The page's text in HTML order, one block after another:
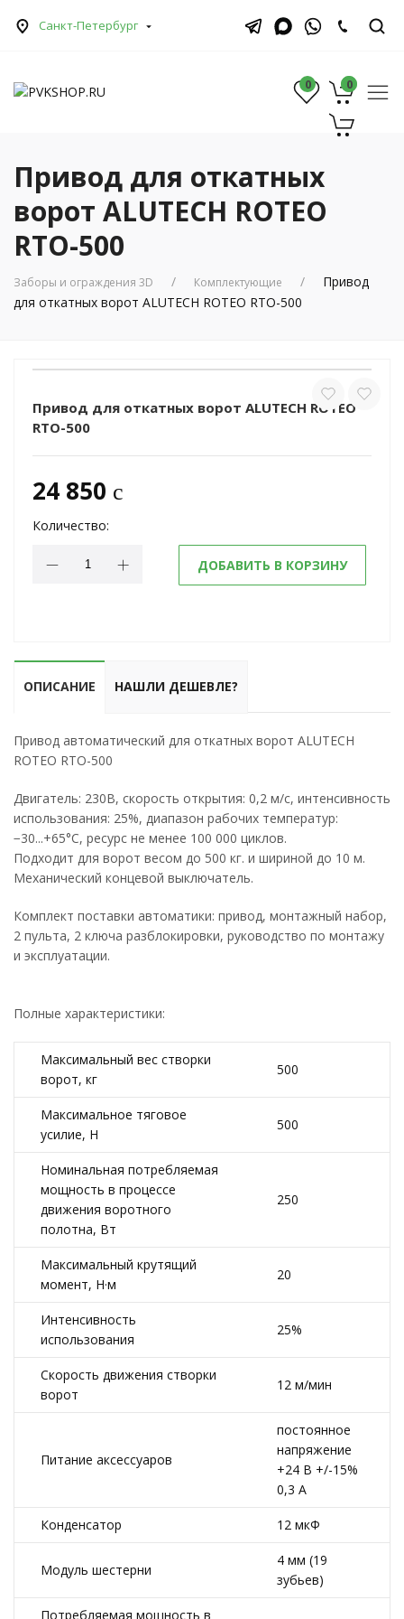
Санкт-Петербург
0 0
0
Привод для откатных
ворот ALUTECH ROTEO
RTО-500
Заборы и ограждения 3D Комплектующие
Привод
для откатных ворот ALUTECH ROTEO RTО-500
Привод для откатных ворот ALUTECH ROTEO
RTО-500
24 850 c
Количество:
ДОБАВИТЬ В КОРЗИНУ
ОПИСАНИЕ НАШЛИ ДЕШЕВЛЕ?
Привод автоматический для откатных ворот ALUTECH
ROTEO RTО-500
Двигатель: 230В, скорость открытия: 0,2 м/с, интенсивность
использования: 25%, диапазон рабочих температур:
−30...+65°С, ресурс не менее 100 000 циклов.
Подходит для ворот весом до 500 кг. и шириной до 10 м.
Механический концевой выключатель.
Комплект поставки автоматики: привод, монтажный набор,
2 пульта, 2 ключа разблокировки, руководство по монтажу
и эксплуатации.
Полные характеристики:
Максимальный вес створки
ворот, кг
500
Максимальное тяговое
усилие, H
500
Номинальная потребляемая
мощность в процессе
движения воротного
полотна, Вт
250
Максимальный крутящий
момент, Н·м
20
Интенсивность
использования
25%
Скорость движения створки
ворот
12 м/мин
Питание аксессуаров
постоянное
напряжение
+24 В +/-15%
0,3 А
Конденсатор 12 мкФ
Модуль шестерни
4 мм (19
зубьев)
Потребляемая мощность в